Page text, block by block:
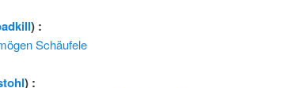
) :
Schäufele
) :